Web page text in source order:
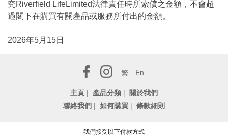
究Riverfield LifeLimited法律責任時所索償之金額，不會超
過閣下在購買有關產品或服務所付出的金額。
2026年5月15日
繁
En
主頁 | 產品分類 | 關於我們
聯絡我們 | 如何購買 | 條款細則
我們接受以下付款方式